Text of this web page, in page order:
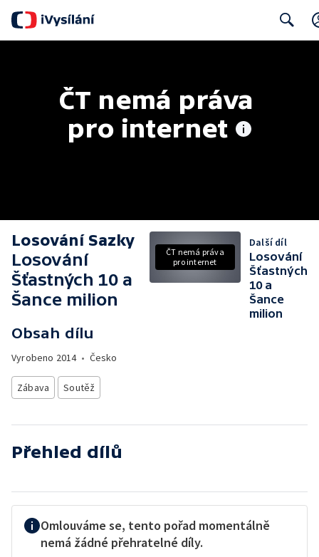
ČT nemá práva
pro internet
Losování Sazky
Losování
Šťastných 10 a
Šance milion
Obsah dílu
Vyrobeno 2014• Česko
Zábava Soutěž
ČT nemá práva
pro internet
Další díl
Losování
Šťastných
10 a
Šance
milion
Přehled dílů
Omlouváme se, tento pořad momentálně
nemá žádné přehratelné díly.